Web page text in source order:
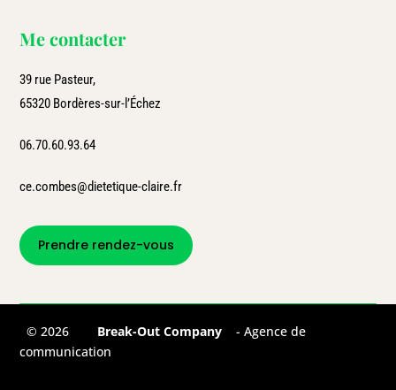
Me contacter
39 rue Pasteur,
65320 Bordères-sur-l’Échez
06.70.60.93.64
ce.combes@dietetique-claire.fr
Prendre rendez-vous
© 2026 Break-Out Company
- Agence de
communication